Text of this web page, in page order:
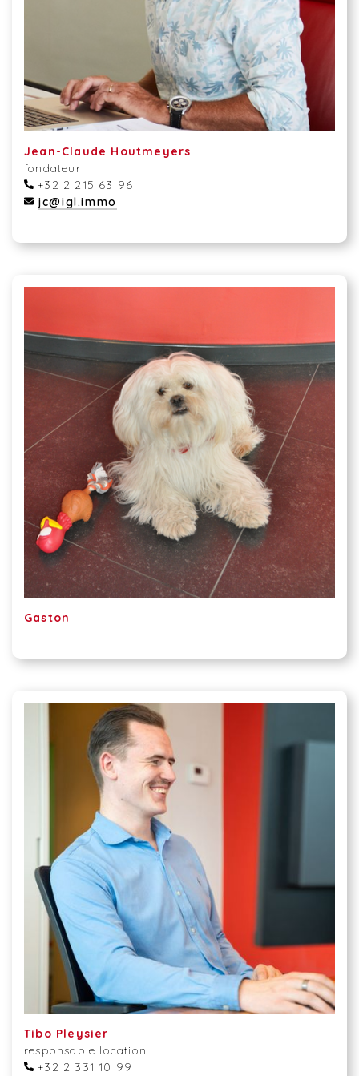
Jean-Claude Houtmeyers
fondateur
+32 2 215 63 96
jc@igl.immo
Gaston
Tibo Pleysier
responsable location
+32 2 331 10 99